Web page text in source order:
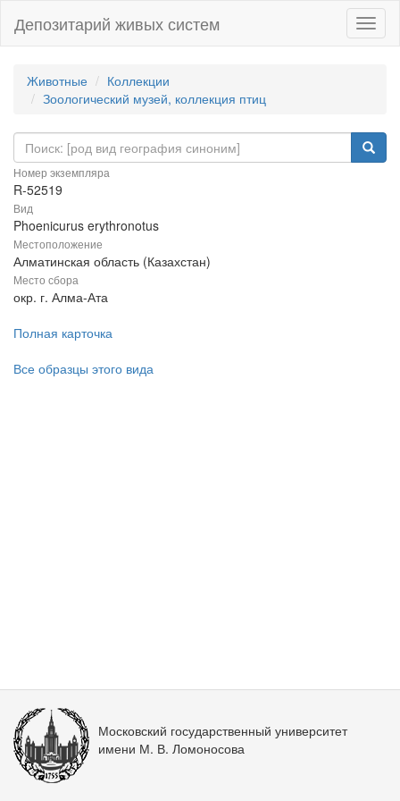
Депозитарий живых систем
Животные
Коллекции
Зоологический музей, коллекция птиц
Номер экземпляра
R-52519
Вид
Phoenicurus erythronotus
Местоположение
Алматинская область (Казахстан)
Место сбора
окр. г. Алма-Ата
Полная карточка
Все образцы этого вида
Московский государственный университет
имени М. В. Ломоносова